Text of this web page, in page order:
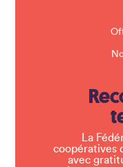
La
coopératives
avec